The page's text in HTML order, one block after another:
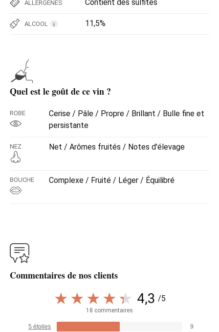
ALLERGÈNES Contient des sulfites
ALCOOL i 11,5%
Quel est le goût de ce vin ?
ROBE
Cerise / Pâle / Propre / Brillant / Bulle fine et
persistante
NEZ Net / Arômes fruités / Notes d'élevage
BOUCHE Complexe / Fruité / Léger / Équilibré
Commentaires de nos clients
4,3 /5
18 commentaires
5 étoiles 9